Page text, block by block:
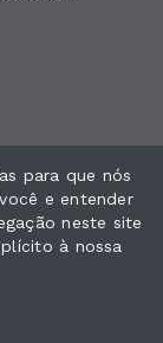
para que nós
e entender
neste site
à nossa